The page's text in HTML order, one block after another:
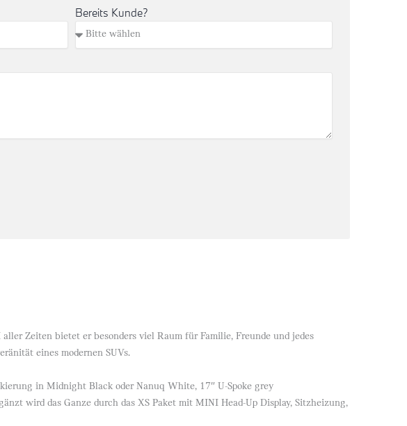
Bereits Kunde?
Zeiten bietet er besonders viel Raum für Familie, Freunde und jedes
eines modernen SUVs.
in Midnight Black oder Nanuq White, 17″ U-Spoke grey
wird das Ganze durch das XS Paket mit MINI Head-Up Display, Sitzheizung,